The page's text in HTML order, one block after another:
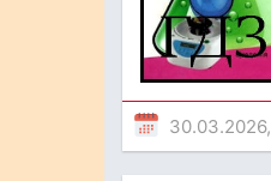
30.03.2026,